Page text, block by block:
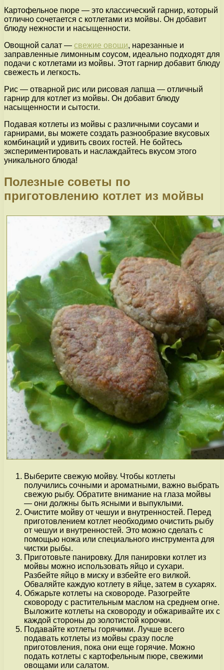
Картофельное пюре — это классический гарнир, который
отлично сочетается с котлетами из мойвы. Он добавит
блюду нежности и насыщенности.
Овощной салат — свежие овощи, нарезанные и
заправленные лимонным соусом, идеально подходят для
подачи с котлетами из мойвы. Этот гарнир добавит блюду
свежесть и легкость.
Рис — отварной рис или рисовая лапша — отличный
гарнир для котлет из мойвы. Он добавит блюду
насыщенности и сытости.
Подавая котлеты из мойвы с различными соусами и
гарнирами, вы можете создать разнообразие вкусовых
комбинаций и удивить своих гостей. Не бойтесь
экспериментировать и наслаждайтесь вкусом этого
уникального блюда!
Полезные советы по
приготовлению котлет из мойвы
Выберите свежую мойву. Чтобы котлеты
получились сочными и ароматными, важно выбрать
свежую рыбу. Обратите внимание на глаза мойвы
— они должны быть ясными и выпуклыми.
Очистите мойву от чешуи и внутренностей. Перед
приготовлением котлет необходимо очистить рыбу
от чешуи и внутренностей. Это можно сделать с
помощью ножа или специального инструмента для
чистки рыбы.
Приготовьте панировку. Для панировки котлет из
мойвы можно использовать яйцо и сухари.
Разбейте яйцо в миску и взбейте его вилкой.
Обваляйте каждую котлету в яйце, затем в сухарях.
Обжарьте котлеты на сковороде. Разогрейте
сковороду с растительным маслом на среднем огне.
Выложите котлеты на сковороду и обжаривайте их с
каждой стороны до золотистой корочки.
Подавайте котлеты горячими. Лучше всего
подавать котлеты из мойвы сразу после
приготовления, пока они еще горячие. Можно
подать котлеты с картофельным пюре, свежими
овощами или салатом.